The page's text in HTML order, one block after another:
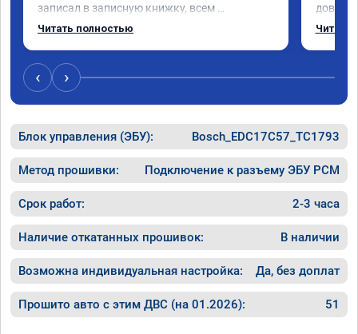
записал в записную книжку, всем
рекомендую! Еще вот поеду в ближайшее
Читать полностью Читать
‹ ›
Блок управления (ЭБУ): Bosch_EDC17C57_TC1793
Метод прошивки: Подключение к разъему ЭБУ PCM
Срок работ: 2-3 часа
Наличие откатанных прошивок: В наличии
Возможна индивидуальная настройка: Да, без доплат
Прошито авто с этим ДВС (на 01.2026): 51